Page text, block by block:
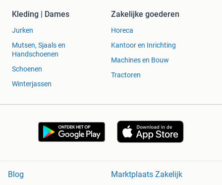
Kleding | Dames
Jurken
Mutsen, Sjaals en
Handschoenen
Schoenen
Winterjassen
Zakelijke goederen
Horeca
Kantoor en Inrichting
Machines en Bouw
Tractoren
Blog
Marktplaats Zakelijk